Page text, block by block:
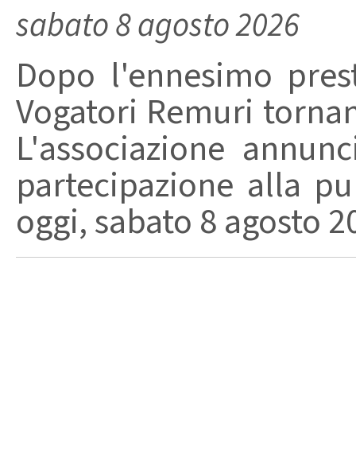
sabato 8 agosto 2026
Dopo l'ennesimo
Vogatori Remuri
L'associazione
partecipazione alla
oggi, sabato 8 agosto